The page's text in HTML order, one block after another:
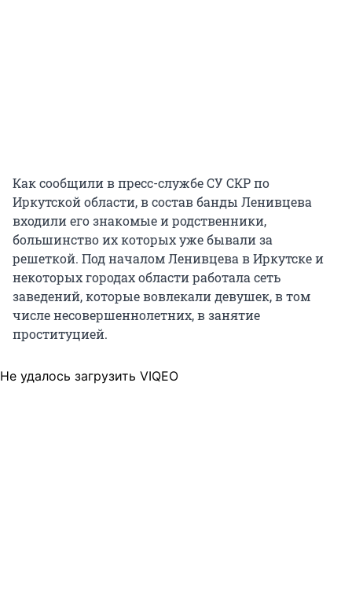
Как сообщили в пресс-службе СУ СКР по
Иркутской области, в состав банды Ленивцева
входили его знакомые и родственники,
большинство их которых уже бывали за
решеткой. Под началом Ленивцева в Иркутске и
некоторых городах области работала сеть
заведений, которые вовлекали девушек, в том
числе несовершеннолетних, в занятие
проституцией.
Не удалось загрузить VIQEO